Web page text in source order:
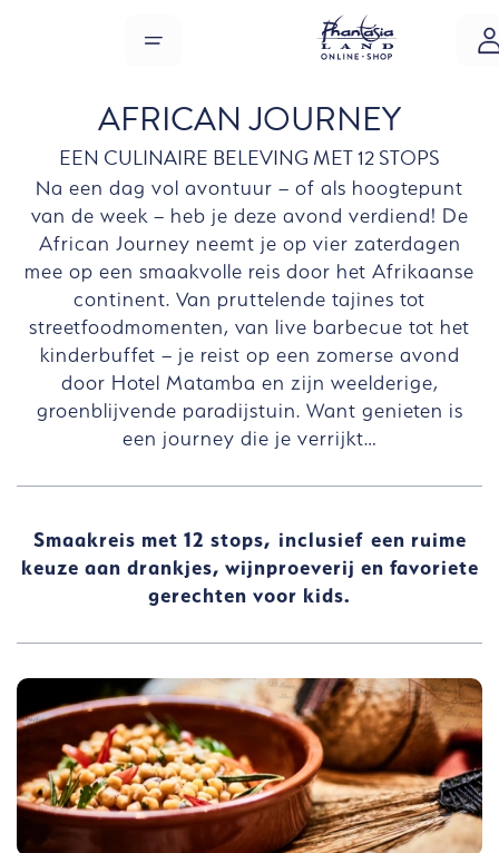
MENU
AFRICAN JOURNEY
EEN CULINAIRE BELEVING MET 12 STOPS
Na een dag vol avontuur – of als hoogtepunt
van de week – heb je deze avond verdiend! De
African Journey neemt je op vier zaterdagen
mee op een smaakvolle reis door het Afrikaanse
continent. Van pruttelende tajines tot
streetfoodmomenten, van live barbecue tot het
kinderbuffet – je reist op een zomerse avond
door Hotel Matamba en zijn weelderige,
groenblijvende paradijstuin. Want genieten is
een journey die je verrijkt…
Smaakreis met 12 stops, inclusiefeen ruime
keuze aan drankjes, wijnproeverij en favoriete
gerechten voor kids.